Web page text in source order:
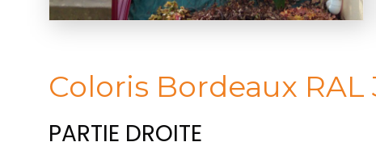
Coloris Bordeaux RAL
PARTIE DROITE